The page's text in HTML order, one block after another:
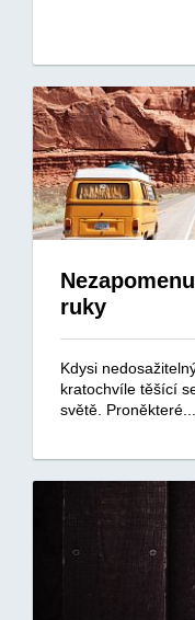
ruky
Kdysi
kratochvíle těšící
světě. Proněkteré...